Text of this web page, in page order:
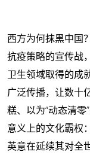
西方为何抹黑中国
抗疫策略的宣传战
卫生领域取得的成
广泛传播，让数十
糕、以为“动态清零
意义上的文化霸权
英意在延续其对全